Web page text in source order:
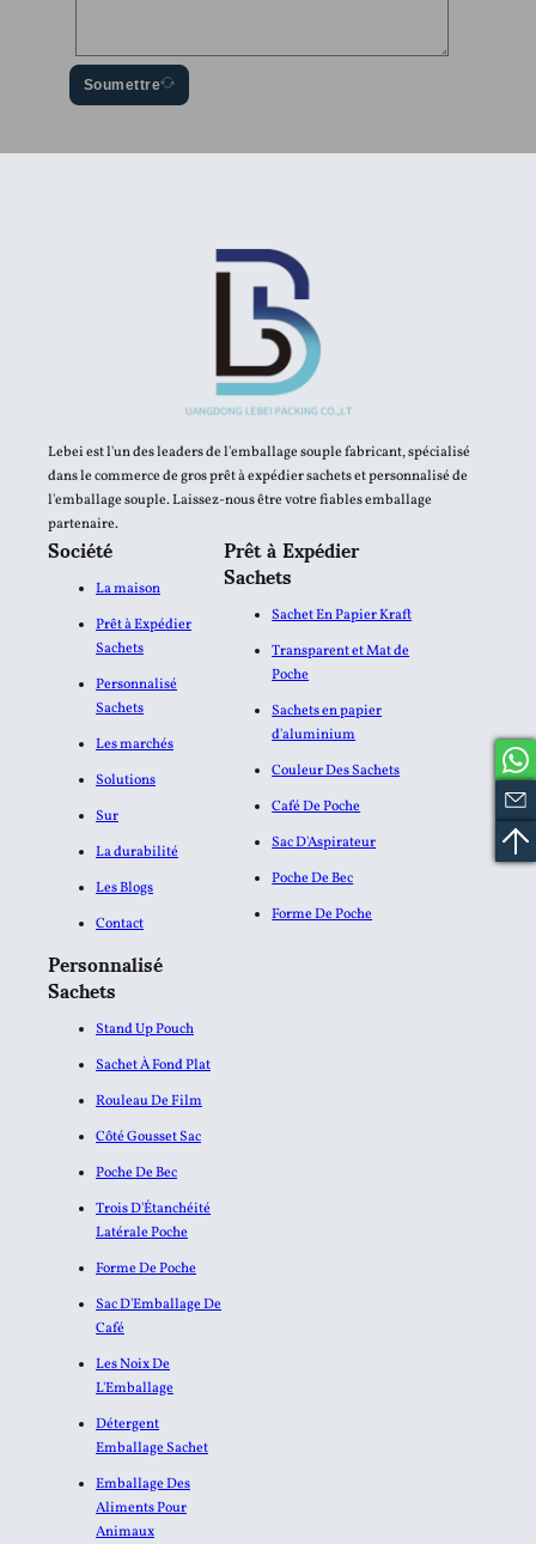
Soumettre
Lebei est l'un des leaders de l'emballage souple fabricant, spécialisé
dans le commerce de gros prêt à expédier sachets et personnalisé de
l'emballage souple. Laissez-nous être votre fiables emballage
partenaire.
Société
La maison
Prêt à Expédier
Sachets
Personnalisé
Sachets
Les marchés
Solutions
Sur
La durabilité
Les Blogs
Contact
Prêt à Expédier
Sachets
Sachet En Papier Kraft
Transparent et Mat de
Poche
Sachets en papier
d'aluminium​
Couleur Des Sachets
Café De Poche
Sac D'Aspirateur
Poche De Bec
Forme De Poche
Personnalisé
Sachets
Stand Up Pouch
Sachet À Fond Plat
Rouleau De Film
Côté Gousset Sac
Poche De Bec
Trois D'Étanchéité
Latérale Poche
Forme De Poche
Sac D'Emballage De
Café
Les Noix De
L'Emballage
Détergent
Emballage Sachet
Emballage Des
Aliments Pour
Animaux